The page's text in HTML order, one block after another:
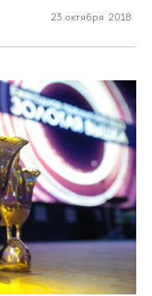
23 октября 2018